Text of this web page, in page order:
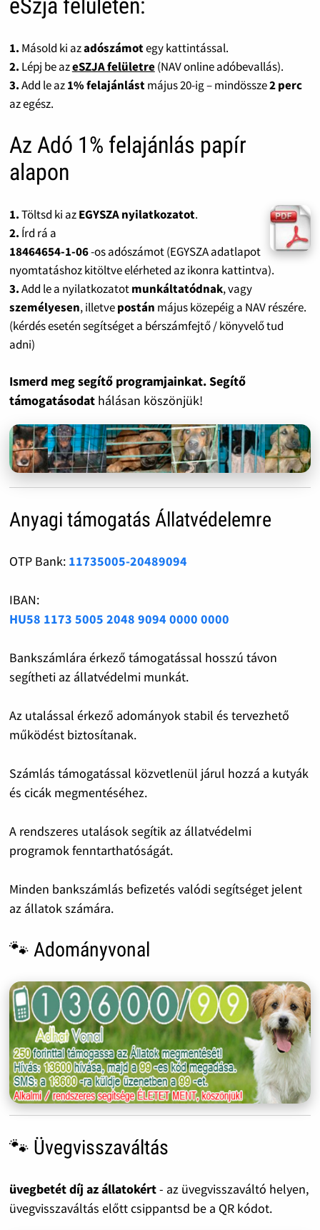
eSzja felületen:
1. Másold ki azadószámotegy kattintással.
2. Lépj be azeSZJA felületre(NAV online adóbevallás).
3.Add le az1% felajánlástmájus 20-ig – mindössze2 perc
az egész.
Az Adó 1% felajánlás papír
alapon
1.Töltsd ki azEGYSZA nyilatkozatot.
2. Írd rá a
18464654-1-06-os adószámot (EGYSZA adatlapot
nyomtatáshoz kitöltve elérheted az ikonra kattintva).
3.Add le a nyilatkozatotmunkáltatódnak, vagy
személyesen, illetvepostán május közepéig a NAV részére.
(kérdés esetén segítséget a bérszámfejtő / könyvelő tud
adni)
Ismerd meg segítő programjainkat. Segítő
támogatásodat hálásan köszönjük!
Anyagi támogatás Állatvédelemre
OTP Bank: 11735005-20489094
IBAN:
HU58 1173 5005 2048 9094 0000 0000
Bankszámlára érkező támogatással hosszú távon
segítheti az állatvédelmi munkát.
Az utalással érkező adományok stabil és tervezhető
működést biztosítanak.
Számlás támogatással közvetlenül járul hozzá a kutyák
és cicák megmentéséhez.
A rendszeres utalások segítik az állatvédelmi
programok fenntarthatóságát.
Minden bankszámlás befizetés valódi segítséget jelent
az állatok számára.
🐾 Adományvonal
🐾 Üvegvisszaváltás
üvegbetét díj az állatokért- az üvegvisszaváltó helyen,
üvegvisszaváltás előtt csippantsd be a QR kódot.